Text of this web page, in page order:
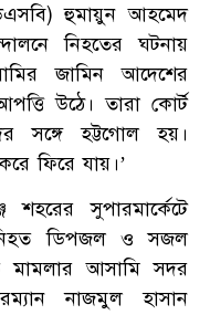
হুমায়ুন আহমেদ
নিহতের ঘটনায়
জামিন আদেশের
উঠে। তারা কোর্ট
সঙ্গে হট্টগোল হয়।
ফিরে যায়।’
সুপারমার্কেটে
নিহত ডিপজল ও সজল
মামলার আসামি সদর
নাজমুল হাসান